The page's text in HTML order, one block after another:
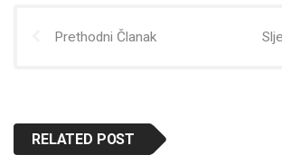
Prethodni Članak
RELATED POST